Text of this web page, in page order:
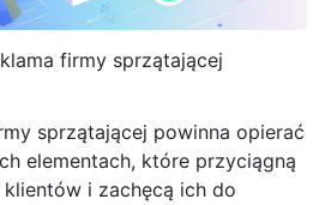
firmy sprzątającej
sprzątającej powinna opierać
elementach, które przyciągną
i zachęcą ich do